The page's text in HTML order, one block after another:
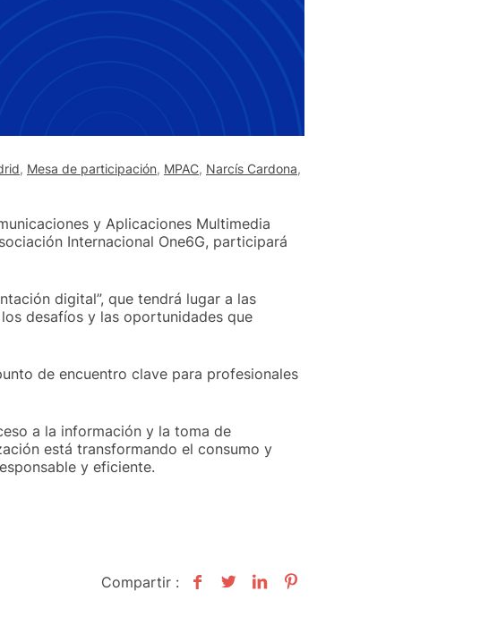
, Mesa de participación, MPAC, Narcís Cardona,
y Aplicaciones Multimedia
Internacional One6G, participará
digital”, que tendrá lugar a las
desafíos y las oportunidades que
de encuentro clave para profesionales
a la información y la toma de
está transformando el consumo y
y eficiente.
Compartir :